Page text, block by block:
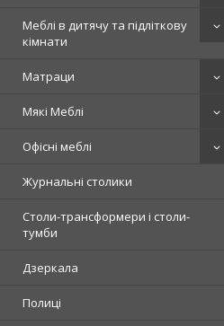
Меблі в дитячу та підліткову
кімнати
Матраци
Мякі Меблі
Офісні меблі
Журнальні столики
Столи-трансформери і столи-
тумби
Дзеркала
Полиці